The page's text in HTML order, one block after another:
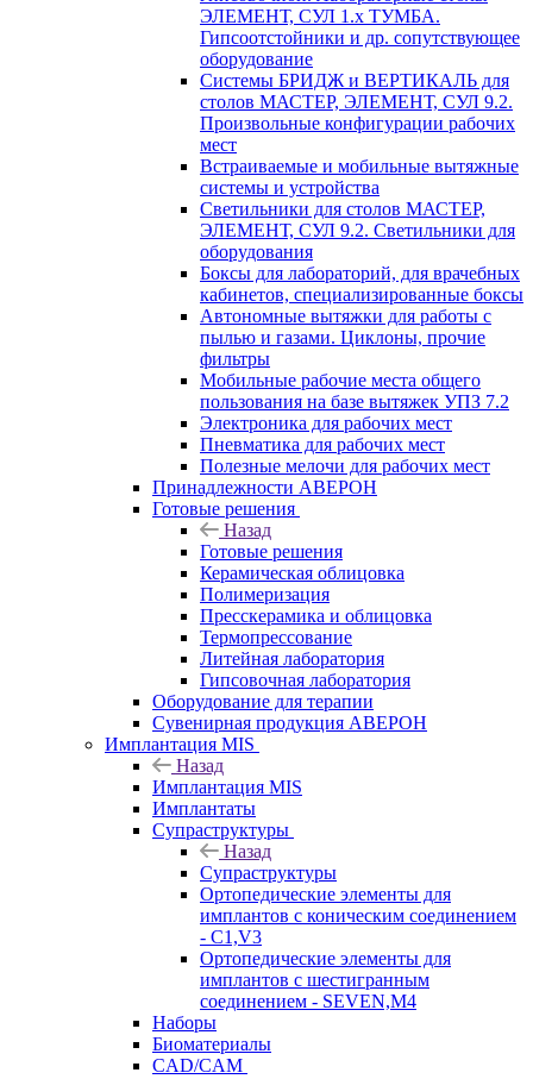
ЭЛЕМЕНТ, СУЛ 1.х ТУМБА.
Гипсоотстойники и др. сопутствующее
оборудование
Системы БРИДЖ и ВЕРТИКАЛЬ для
столов МАСТЕР, ЭЛЕМЕНТ, СУЛ 9.2.
Произвольные конфигурации рабочих
мест
Встраиваемые и мобильные вытяжные
системы и устройства
Светильники для столов МАСТЕР,
ЭЛЕМЕНТ, СУЛ 9.2. Светильники для
оборудования
Боксы для лабораторий, для врачебных
кабинетов, специализированные боксы
Автономные вытяжки для работы с
пылью и газами. Циклоны, прочие
фильтры
Мобильные рабочие места общего
пользования на базе вытяжек УПЗ 7.2
Электроника для рабочих мест
Пневматика для рабочих мест
Полезные мелочи для рабочих мест
Принадлежности АВЕРОН
Готовые решения
Назад
Готовые решения
Керамическая облицовка
Полимеризация
Пресскерамика и облицовка
Термопрессование
Литейная лаборатория
Гипсовочная лаборатория
Оборудование для терапии
Сувенирная продукция АВЕРОН
Имплантация MIS
Назад
Имплантация MIS
Имплантаты
Супраструктуры
Назад
Супраструктуры
Ортопедические элементы для
имплантов с коническим соединением
- C1,V3
Ортопедические элементы для
имплантов с шестигранным
соединением - SEVEN,M4
Наборы
Биоматериалы
CAD/CAM